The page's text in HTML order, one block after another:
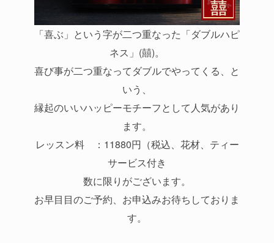
「喜ぶ」という字が二つ重なった「ダブルハピ
ネス」(囍)。
喜び事が二つ重なってダブルでやってくる、と
いう、
縁起のいいハッピーモチーフとして人気があり
ます。
レッスン料 ：11880円（税込、花材、ティー
サービス付き
数に限りがございます。
お早目目のご予約、お申込みお待ちしておりま
す。